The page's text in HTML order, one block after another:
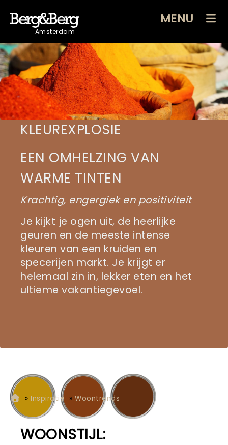
Amsterdam
MENU
»Inspiratie »Woontrends
KLEUREXPLOSIE
EEN OMHELZING VAN
WARME TINTEN
Krachtig, engergiek en positiviteit
Je kijkt je ogen uit, de heerlijke
geuren en de meeste intense
kleuren van een kruiden en
specerijen markt. Je krijgt er
helemaal zin in, lekker eten en het
ultieme vakantiegevoel.
WOONSTIJL: